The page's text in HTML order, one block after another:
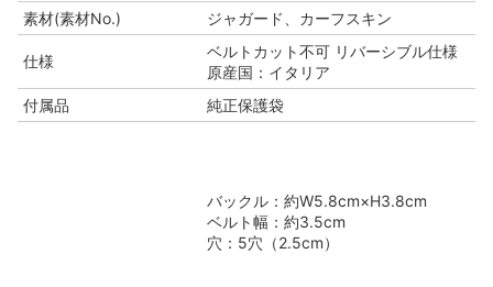
素材(素材No.)
ジャガード、カーフスキン
仕様
ベルトカット不可 リバーシブル仕様
原産国：イタリア
付属品
純正保護袋
バックル：約W5.8cm×H3.8cm
ベルト幅：約3.5cm
穴：5穴（2.5cm）